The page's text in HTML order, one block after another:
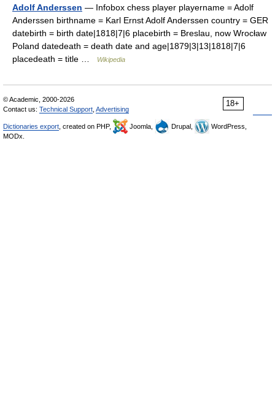
Adolf Anderssen — Infobox chess player playername = Adolf
Anderssen birthname = Karl Ernst Adolf Anderssen country = GER
datebirth = birth date|1818|7|6 placebirth = Breslau, now Wrocław
Poland datedeath = death date and age|1879|3|13|1818|7|6
placedeath = title …
Wikipedia
18+
© Academic, 2000-2026
Contact us: Technical Support Advertising
Dictionaries export , created on PHP, Joomla, Drupal,
WordPress,
MODx.